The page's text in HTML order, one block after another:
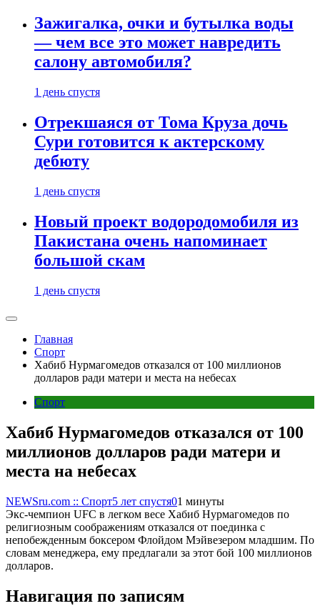
Зажигалка, очки и бутылка воды
— чем все это может навредить
салону автомобиля?
1 день спустя
Отрекшаяся от Тома Круза дочь
Сури готовится к актерскому
дебюту
1 день спустя
Новый проект водородомобиля из
Пакистана очень напоминает
большой скам
1 день спустя
Главная
Спорт
Хабиб Нурмагомедов отказался от 100 миллионов
долларов ради матери и места на небесах
Спорт
Хабиб Нурмагомедов отказался от 100
миллионов долларов ради матери и
места на небесах
NEWSru.com :: Спорт5 лет спустя01 минуты
Экс-чемпион UFC в легком весе Хабиб Нурмагомедов по
религиозным соображениям отказался от поединка с
непобежденным боксером Флойдом Мэйвезером младшим. По
словам менеджера, ему предлагали за этот бой 100 миллионов
долларов.
Навигация по записям